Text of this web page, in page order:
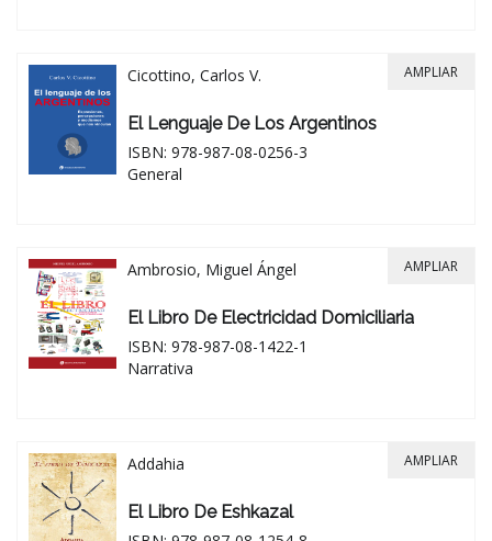
Cicottino, Carlos V.
El Lenguaje De Los Argentinos
ISBN: 978-987-08-0256-3
General
AMPLIAR
Ambrosio, Miguel Ángel
El Libro De Electricidad Domiciliaria
ISBN: 978-987-08-1422-1
Narrativa
AMPLIAR
Addahia
El Libro De Eshkazal
AMPLIAR